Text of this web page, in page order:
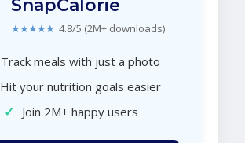
SnapCalorie
★★★★★ 4.8/5 (2M+ downloads)
Track meals with just a photo
Hit your nutrition goals easier
✓ Join 2M+ happy users